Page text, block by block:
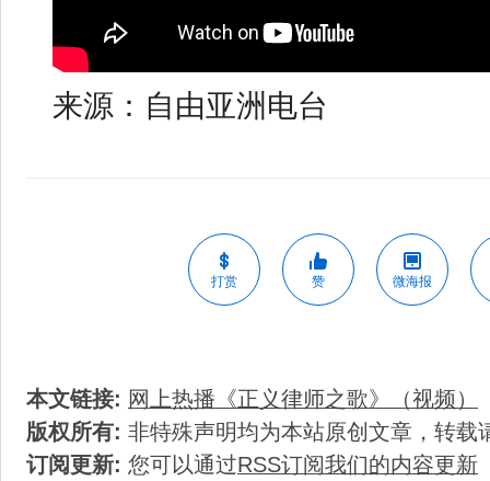
来源：自由亚洲电台
打赏 赞 微海报
本文链接: 网上热播《正义律师之歌》（视频）
版权所有: 非特殊声明均为本站原创文章，转载
订阅更新: 您可以通过RSS订阅我们的内容更新